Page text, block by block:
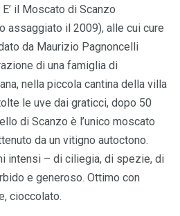
il Moscato di Scanzo
assaggiato il 2009), alle cui cure
da Maurizio Pagnoncelli
di una famiglia di
nella piccola cantina della villa
le uve dai graticci, dopo 50
di Scanzo è l’unico moscato
da un vitigno autoctono.
intensi – di ciliegia, di spezie, di
e generoso. Ottimo con
cioccolato.